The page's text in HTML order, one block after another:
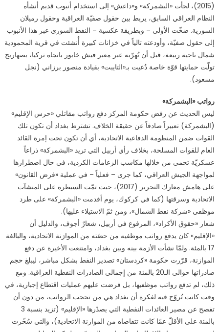
(2015)، لجأت «البشمركة» و«داعش» إلى استخدام أنبوب قديم أنشأه
النظام العراقي السابق، يربط بين حقول صفيّة العراقية وحقول رميلان
السورية. ضخّت الأولى – وبطريقة عكسية – النفط السوري عبر هذا الأنبوب
إلى حقول صفيّة، وأودعته تالياً في خزانات كبيرة أُنشئت في قرية المحمودية
شمال ناحية ربيعة، قبل أن تُهرّبه عبر معبر فيش خابور باتجاه تركيا، بصهاريج
تولّت حمايتها قوّة خاصة دُعيت بـ«التايبت» بقيادة منصور برزاني (نجل
مسعود).
رواتب «البشمركة»
ليس الحديث عن رفض حكومة المركز دفع رواتب مقاتلي «حرس الإقليم»
(البشمركة) تعبيراً صادقاً عن حقيقة الخلاف. تشترط بغداد أن تكون تلك
القوات ضمن المنظومة الدفاعية الاتحادية، أي أن تكون تحت إمرة القائد
العام للقوات المسلحة، بخلاف رأي أربيل التي تريد «البشمركة» ذراعاً
عسكريّة تحمي من خلالها مكاسب الزعامات الكردية، في حال اضطرارها
لمواجهة الجيش العراقي، كما جرى – فعلياً – في عملية «فرض القانون»
على هامش معارك التحرير (2017)، حيث تمّت السيطرة على المنشآت
الاتحادية وسرقتها (كما في كركوك، يوم أقدمت «البشمركة» على طرد
موظفي «شركة نفط الشمال»، ومن ثمّ الاستيلاء عليها).
شعار «حقوق الأكراد»، المرفوع في أربيل، شعارٌ أجوف، والدليل أن
«الإقليم» كان يدفع رواتب موظفيه من حصّته من الموازنة الاتحادية، والبالغة
17 بالمئة. ولمّا نشأت الأزمة بينه وبين بغداد، وامتنعت الأخيرة عن دفع
الموازنة، قرّرت حكومة «كردستان» تصدير النفط بشكل مباشر، ليبلغ حجم
صادراتها حوالى الـ20 بالمئة من إجمالي الصادرات النفطية العراقية. ومع
ذلك، لم تدفع رواتب موظفيها، بل فرضت عليهم عمليات اقتطاع إجبارية، في
وقت كانت تُروّج فيه لفكرة أن بغداد هي من تحجب الرواتب، من دون أن
تفصح عن مصير العائدات النفطية التي يصدّرها «الإقليم» (تزيد بنسبة 3
بالمئة على الأقلّ عمّا كانت تتقاضاه من الموازنة الاتحادية)، والتي سُخّرت